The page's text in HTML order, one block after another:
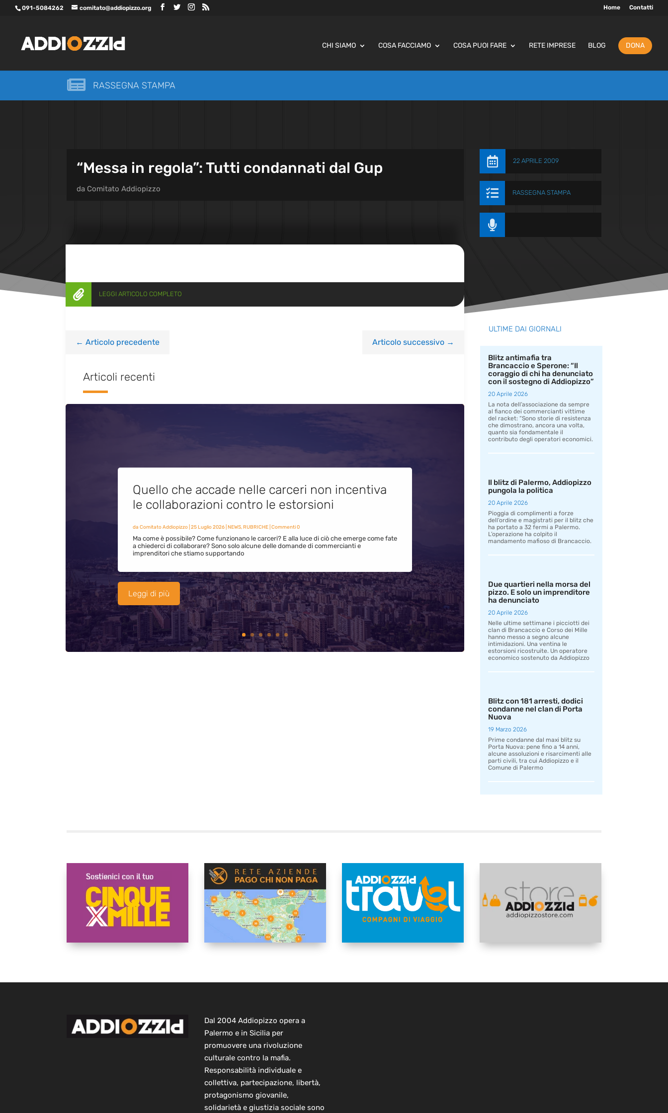
091-5084262 comitato@addiopizzo.org Home Contatti
CHI SIAMO COSA FACCIAMO COSA PUOI FARE RETE IMPRESE BLOG DONA
 RASSEGNA STAMPA
“Messa in regola”: Tutti condannati dal Gup
da Comitato Addiopizzo
 22 APRILE 2009
 RASSEGNA STAMPA

 LEGGI ARTICOLO COMPLETO
← Articolo precedente Articolo successivo→
Articoli recenti
Quello che accade nelle carceri non incentiva
le collaborazioni contro le estorsioni
da Comitato Addiopizzo| 25 Luglio 2026| NEWS,RUBRICHE| Commenti 0
Ma come è possibile? Come funzionano le carceri? E alla luce di ciò che emerge come fate
a chiederci di collaborare? Sono solo alcune delle domande di commercianti e
imprenditori che stiamo supportando
Leggi di più
ULTIME DAI GIORNALI
Blitz antimafia tra
Brancaccio e Sperone: “Il
coraggio di chi ha denunciato
con il sostegno di Addiopizzo”
20 Aprile 2026
La nota dell’associazione da sempre
al fianco dei commercianti vittime
del racket: “Sono storie di resistenza
che dimostrano, ancora una volta,
quanto sia fondamentale il
contributo degli operatori economici.
Il blitz di Palermo, Addiopizzo
pungola la politica
20 Aprile 2026
Pioggia di complimenti a forze
dell’ordine e magistrati per il blitz che
ha portato a 32 fermi a Palermo.
L’operazione ha colpito il
mandamento mafioso di Brancaccio.
Due quartieri nella morsa del
pizzo. E solo un imprenditore
ha denunciato
20 Aprile 2026
Nelle ultime settimane i picciotti dei
clan di Brancaccio e Corso dei Mille
hanno messo a segno alcune
intimidazioni. Una ventina le
estorsioni ricostruite. Un operatore
economico sostenuto da Addiopizzo
Blitz con 181 arresti, dodici
condanne nel clan di Porta
Nuova
19 Marzo 2026
Prime condanne dal maxi blitz su
Porta Nuova: pene fino a 14 anni,
alcune assoluzioni e risarcimenti alle
parti civili, tra cui Addiopizzo e il
Comune di Palermo
Dal 2004 Addiopizzo opera a
Palermo e in Sicilia per
promuovere una rivoluzione
culturale contro la mafia.
Responsabilità individuale e
collettiva, partecipazione, libertà,
protagonismo giovanile,
solidarietà e giustizia sociale sono